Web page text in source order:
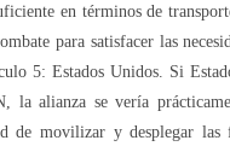
en términos de
para satisfacer las
5: Estados Unidos. Si
la alianza se vería
de movilizar y desplegar las